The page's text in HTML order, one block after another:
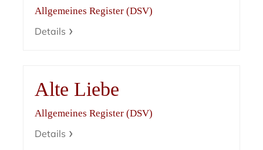
Allgemeines Register (DSV)
Details
Alte Liebe
Allgemeines Register (DSV)
Details